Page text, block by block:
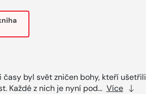
časy byl svět zničen bohy, kteří ušetřili
Každé z nich je nyní pod... Více